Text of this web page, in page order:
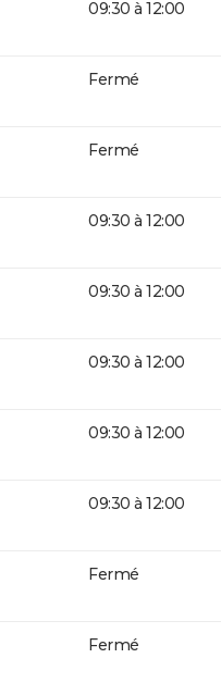
09:30 à 12:00
Fermé
Fermé
09:30 à 12:00
09:30 à 12:00
09:30 à 12:00
09:30 à 12:00
09:30 à 12:00
Fermé
Fermé